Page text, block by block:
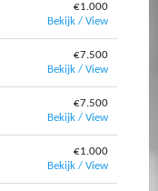
€1.000
Bekijk / View
€7.500
Bekijk / View
€7.500
Bekijk / View
€1.000
Bekijk / View